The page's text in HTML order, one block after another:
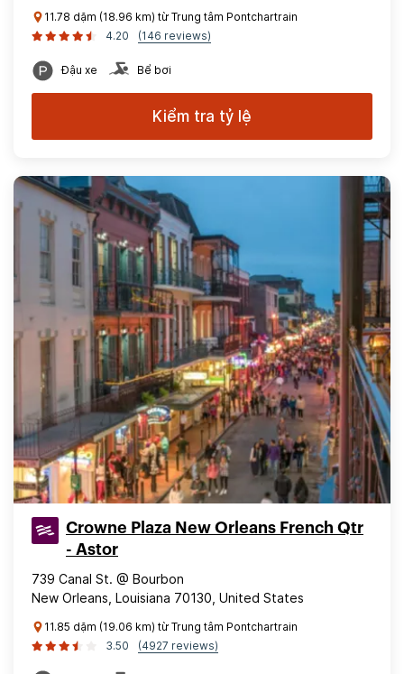
11.78 dặm (18.96 km) từ Trung tâm Pontchartrain
4.20
(146 reviews)
Đậu xe Bể bơi
Kiểm tra tỷ lệ
Crowne Plaza New Orleans French Qtr
- Astor
739 Canal St. @ Bourbon
New Orleans, Louisiana 70130, United States
11.85 dặm (19.06 km) từ Trung tâm Pontchartrain
3.50
(4927 reviews)